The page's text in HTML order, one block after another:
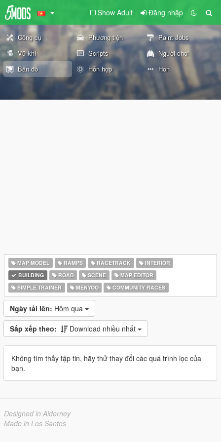
Show Adult Đăng nhập
Công cụ Phương tiện
Paint Jobs
Vũ khí
Scripts
Người chơi
Bản đồ
Hỗn hợp Hơn
MAP MODEL RAMPS RACETRACK
INTERIOR
BUILDING
ROAD SCENE
MAP EDITOR
SIMPLE TRAINER
MENYOO COMMUNITY RACES
Ngày tải lên: Hôm qua
Sắp xếp theo: Download nhiều nhất
Không tìm thấy tập tin, hãy thử thay đổi các quá trình lọc của
bạn.
Designed in Alderney
Made in Los Santos